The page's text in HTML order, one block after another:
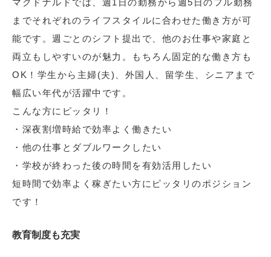
マクドナルドでは、週1日の勤務から週5日のフル勤務
までそれぞれのライフスタイルに合わせた働き方が可
能です。週ごとのシフト提出で、他のお仕事や家庭と
両立もしやすいのが魅力。もちろん固定的な働き方も
OK！学生から主婦(夫)、外国人、留学生、シニアまで
幅広い年代が活躍中です。
こんな方にピッタリ！
・深夜割増時給で効率よく働きたい
・他の仕事とダブルワークしたい
・学校が終わった後の時間を有効活用したい
短時間で効率よく稼ぎたい方にピッタリのポジション
です！
教育制度も充実